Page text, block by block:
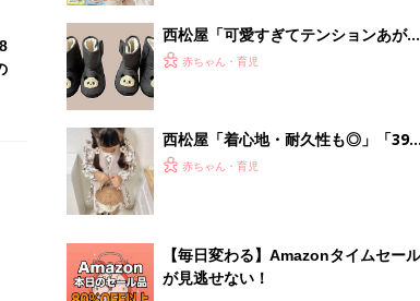
離乳食はいつから？進め方は？「たまひよ きほんの離
授乳の悩みや初めての離乳食作りに役立つ